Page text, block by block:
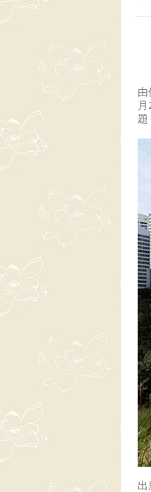
由
題